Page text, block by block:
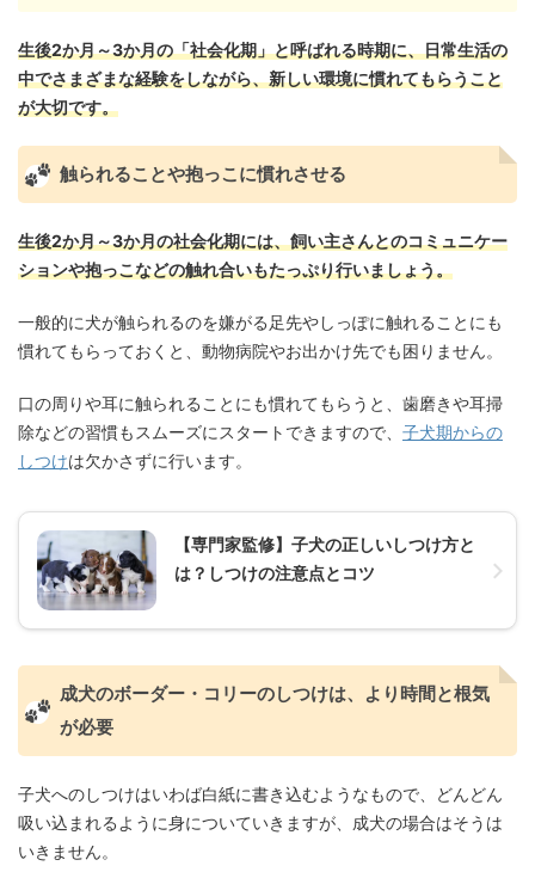
生後2か月～3か月の「社会化期」と呼ばれる時期に、日常生活の
中でさまざまな経験をしながら、新しい環境に慣れてもらうこと
が大切です。
触られることや抱っこに慣れさせる
生後2か月～3か月の社会化期には、飼い主さんとのコミュニケー
ションや抱っこなどの触れ合いもたっぷり行いましょう。
一般的に犬が触られるのを嫌がる足先やしっぽに触れることにも
慣れてもらっておくと、動物病院やお出かけ先でも困りません。
口の周りや耳に触られることにも慣れてもらうと、歯磨きや耳掃
除などの習慣もスムーズにスタートできますので、 子犬期からの
しつけは欠かさずに行います。
【専門家監修】子犬の正しいしつけ方と
は？しつけの注意点とコツ
成犬のボーダー・コリーのしつけは、より時間と根気
が必要
子犬へのしつけはいわば白紙に書き込むようなもので、どんどん
吸い込まれるように身についていきますが、成犬の場合はそうは
いきません。